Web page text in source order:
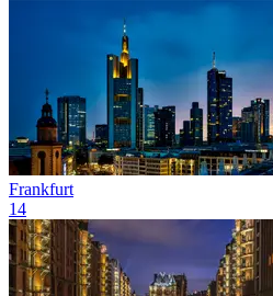
Frankfurt
14